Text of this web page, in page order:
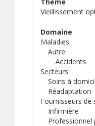
Vieillissement
Domaine
Maladies
Autre
Accidents
Secteurs
Soins à
Réadaptation
Fournisseurs de
Infirmière
Professionnel